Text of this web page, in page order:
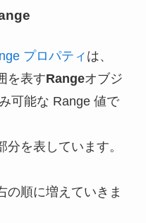
プロパティ は、
を表すRangeオブジ
可能な Range 値で
分を表しています。
の順に増えていきま